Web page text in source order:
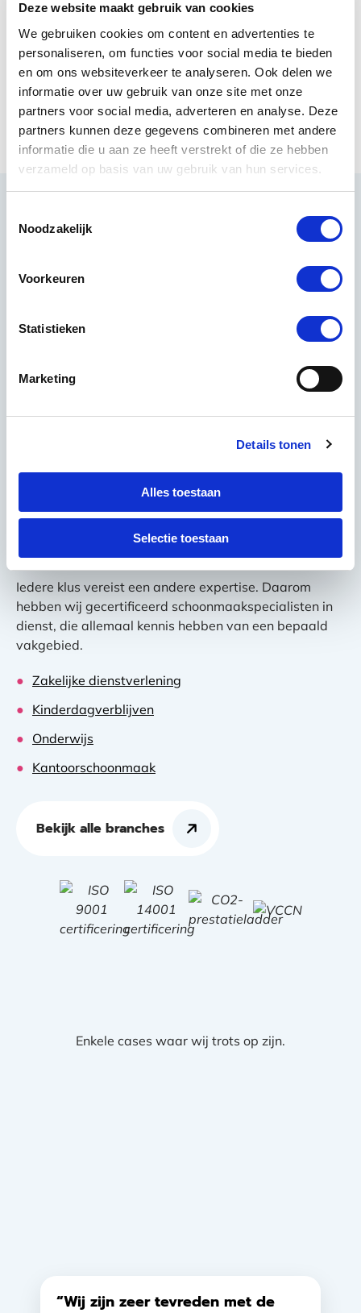
Deze website maakt gebruik van cookies
We gebruiken cookies om content en advertenties te
personaliseren, om functies voor social media te bieden
en om ons websiteverkeer te analyseren. Ook delen we
informatie over uw gebruik van onze site met onze
partners voor social media, adverteren en analyse. Deze
partners kunnen deze gegevens combineren met andere
informatie die u aan ze heeft verstrekt of die ze hebben
verzameld op basis van uw gebruik van hun services.
Noodzakelijk
Voorkeuren
Statistieken
Marketing
Details tonen
Alles toestaan
Selectie toestaan
Iedere klus vereist een andere expertise. Daarom
hebben wij gecertificeerd schoonmaakspecialisten in
dienst, die allemaal kennis hebben van een bepaald
vakgebied.
Zakelijke dienstverlening
Kinderdagverblijven
Onderwijs
Kantoorschoonmaak
Bekijk alle branches
Enkele cases waar wij trots op zijn.
“Wij zijn zeer tevreden met de